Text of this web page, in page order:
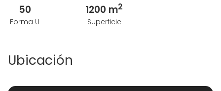
50
Forma U
1200 m2
Superficie
Ubicación